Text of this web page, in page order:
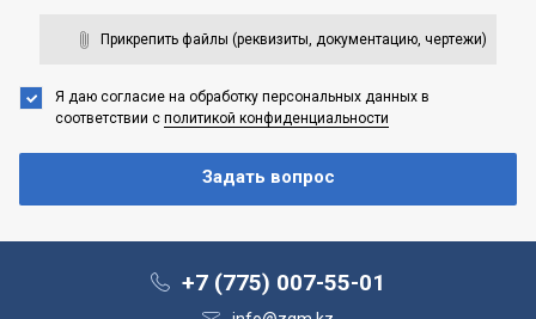
Прикрепить файлы (реквизиты, документацию, чертежи)
Я даю согласие на обработку персональных данных в
соответствии с политикой конфиденциальности
+7 (775) 007-55-01